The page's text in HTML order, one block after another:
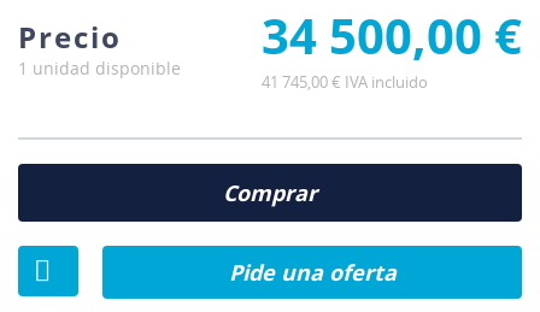
Precio
1 unidad disponible 34 500,00 €
41 745,00 € IVA incluido
Comprar
Pide una oferta